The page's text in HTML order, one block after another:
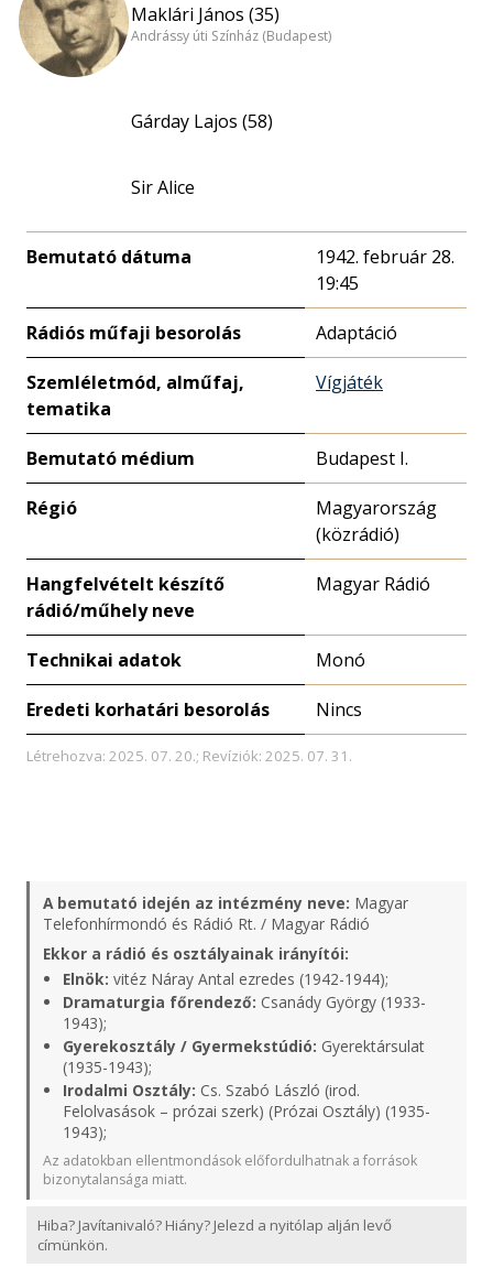
Maklári János (35)
Andrássy úti Színház (Budapest)
Gárday Lajos (58)
Sir Alice
Bemutató dátuma
1942. február 28.
19:45
Rádiós műfaji besorolás Adaptáció
Szemléletmód, alműfaj,
tematika
Vígjáték
Bemutató médium Budapest I.
Régió
Magyarország
(közrádió)
Hangfelvételt készítő
rádió/műhely neve
Magyar Rádió
Technikai adatok Monó
Eredeti korhatári besorolás Nincs
Létrehozva: 2025. 07. 20.; Revíziók: 2025. 07. 31.
A bemutató idején az intézmény neve: Magyar
Telefonhírmondó és Rádió Rt. / Magyar Rádió
Ekkor a rádió és osztályainak irányítói:
Elnök: vitéz Náray Antal ezredes (1942-1944);
Dramaturgia főrendező: Csanády György (1933-
1943);
Gyerekosztály / Gyermekstúdió: Gyerektársulat
(1935-1943);
Irodalmi Osztály: Cs. Szabó László (irod.
Felolvasások – prózai szerk) (Prózai Osztály) (1935-
1943);
Az adatokban ellentmondások előfordulhatnak a források
bizonytalansága miatt.
Hiba? Javítanivaló? Hiány? Jelezd a nyitólap alján levő
címünkön.